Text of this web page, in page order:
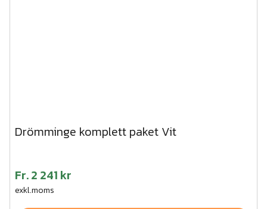
Drömminge komplett paket Vit
Fr.2 241 kr
exkl.moms